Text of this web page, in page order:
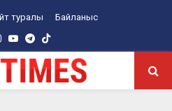
туралы Байланыс
Instagram
YoutubeTelegram